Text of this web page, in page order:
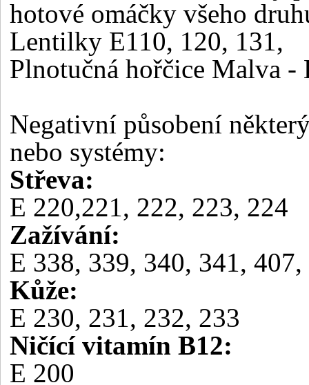
hotové omáčky všeho
Lentilky E110, 120, 131,
Plnotučná hořčice Malva -
Negativní působení
nebo systémy:
Střeva:
E 220,221, 222, 223, 224
Zažívání:
E 338, 339, 340, 341,
Kůže:
E 230, 231, 232, 233
Ničící vitamín B12:
E 200